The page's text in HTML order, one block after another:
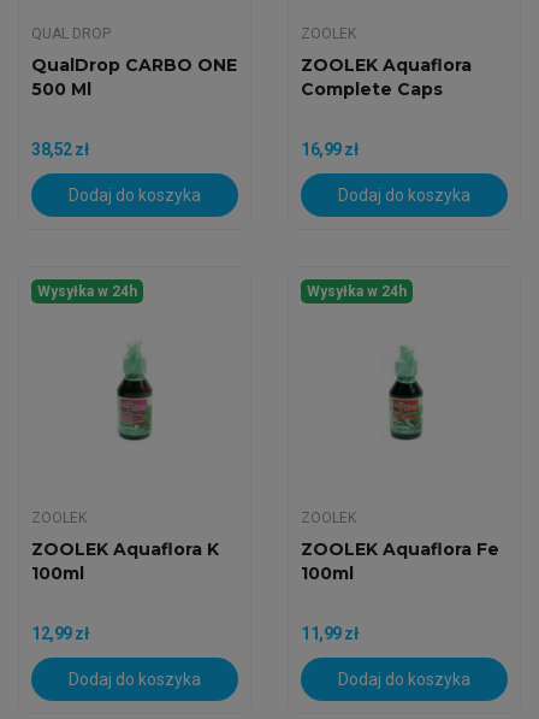
QUAL DROP
QualDrop CARBO ONE
500 Ml
38,52 zł
Dodaj do koszyka
ZOOLEK
ZOOLEK Aquaflora
Complete Caps
16,99 zł
Dodaj do koszyka
Wysyłka w 24h
ZOOLEK
ZOOLEK Aquaflora K
100ml
12,99 zł
Dodaj do koszyka
Wysyłka w 24h
ZOOLEK
ZOOLEK Aquaflora Fe
100ml
11,99 zł
Dodaj do koszyka